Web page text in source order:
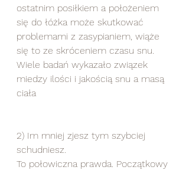
ostatnim posiłkiem a położeniem
się do łóżka może skutkować
problemami z zasypianiem, wiąże
się to ze skróceniem czasu snu.
Wiele badań wykazało związek
miedzy ilości i jakością snu a masą
ciała
2) Im mniej zjesz tym szybciej
schudniesz.
To połowiczna prawda. Początkowy